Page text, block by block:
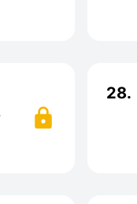
28.